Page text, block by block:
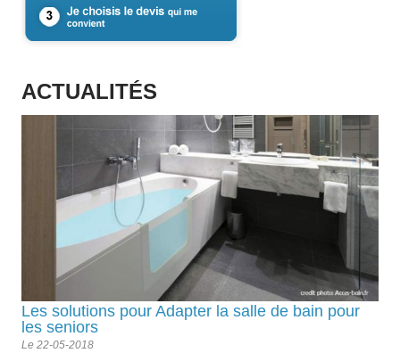
ACTUALITÉS
Les solutions pour Adapter la salle de bain pour
les seniors
Le 22-05-2018